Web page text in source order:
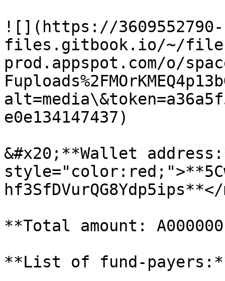
![](https://3609552790-
files.gitbook.io/~/
prod.appspot.com/o/
e0e134147437)
&#x20;**Wallet
**Total amount:
**List of fund-